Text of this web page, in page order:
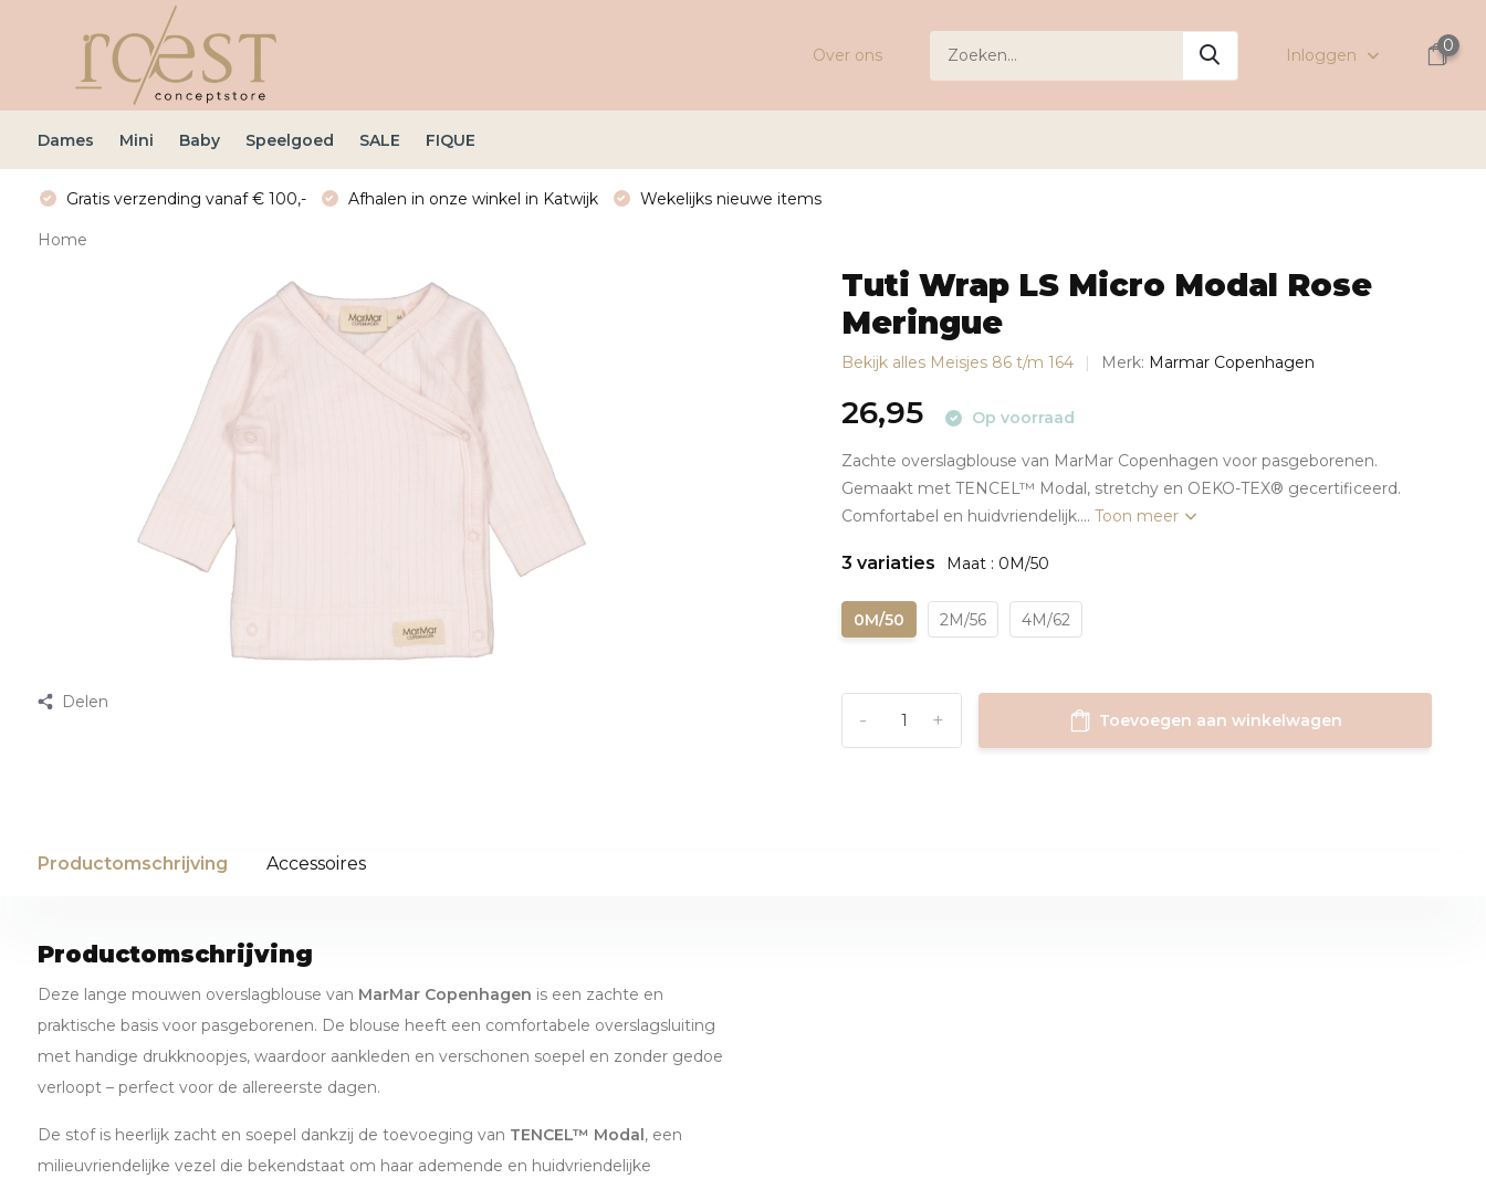
Over ons Inloggen
0
Dames Mini Baby Speelgoed SALE FIQUE
Gratis verzending vanaf € 100,- Afhalen in onze winkel in Katwijk Wekelijks nieuwe items
Home
Delen
Tuti Wrap LS Micro Modal Rose
Meringue
Bekijk alles Meisjes 86 t/m 164 Merk: Marmar Copenhagen
26,95 Op voorraad
Zachte overslagblouse van MarMar Copenhagen voor pasgeborenen.
Gemaakt met TENCEL™ Modal, stretchy en OEKO-TEX® gecertificeerd.
Comfortabel en huidvriendelijk....Toon meer
3 variaties Maat : 0M/50
0M/50 2M/56 4M/62
+
- Toevoegen aan winkelwagen
Productomschrijving Accessoires
Productomschrijving
Deze lange mouwen overslagblouse van MarMar Copenhagen is een zachte en
praktische basis voor pasgeborenen. De blouse heeft een comfortabele overslagsluiting
met handige drukknoopjes, waardoor aankleden en verschonen soepel en zonder gedoe
verloopt – perfect voor de allereerste dagen.
De stof is heerlijk zacht en soepel dankzij de toevoeging van TENCEL™ Modal, een
milieuvriendelijke vezel die bekendstaat om haar ademende en huidvriendelijke